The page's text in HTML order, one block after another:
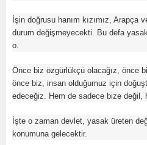
İşin doğrusu hanım kızımız,
durum değişmeyecekti. Bu defa
o.
Önce biz özgürlükçü olacağız, önce
önce biz, insan olduğumuz için
edeceğiz. Hem de sadece bize
İşte o zaman devlet, yasak üreten
konumuna gelecektir.